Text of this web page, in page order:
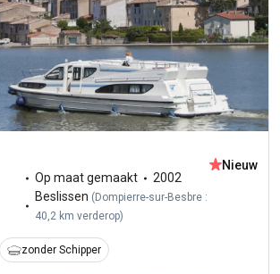
Op maat gemaakt
2002
Beslissen ( Dompierre-sur-Besbre :
40,2 km verderop)
Nieuw
zonder Schipper